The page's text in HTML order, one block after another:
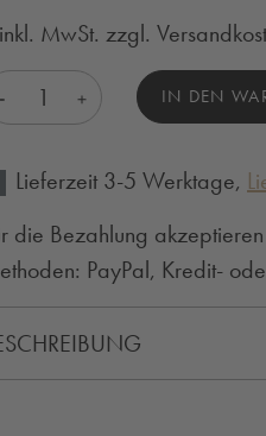
MwSt. zzgl.
Anzahl: Gib
IN DEN
Lieferzeit 3-5 Werktage,
die Bezahlung
PayPal, Kredit-